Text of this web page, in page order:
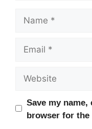
Name
Email
Website
Save my
browser for